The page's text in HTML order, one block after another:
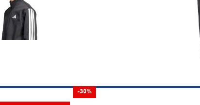
-30%